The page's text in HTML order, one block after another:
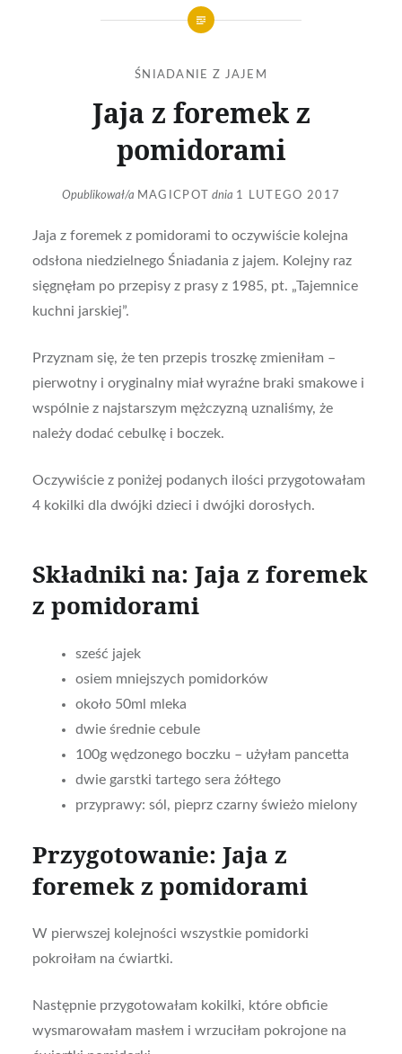
ŚNIADANIE Z JAJEM
Jaja z foremek z
pomidorami
Opublikował/a MAGICPOT dnia 1 LUTEGO 2017
Jaja z foremek z pomidorami to oczywiście kolejna
odsłona niedzielnego Śniadania z jajem. Kolejny raz
sięgnęłam po przepisy z prasy z 1985, pt. „Tajemnice
kuchni jarskiej”.
Przyznam się, że ten przepis troszkę zmieniłam –
pierwotny i oryginalny miał wyraźne braki smakowe i
wspólnie z najstarszym mężczyzną uznaliśmy, że
należy dodać cebulkę i boczek.
Oczywiście z poniżej podanych ilości przygotowałam
4 kokilki dla dwójki dzieci i dwójki dorosłych.
Składniki na: Jaja z foremek
z pomidorami
sześć jajek
osiem mniejszych pomidorków
około 50ml mleka
dwie średnie cebule
100g wędzonego boczku – użyłam pancetta
dwie garstki tartego sera żółtego
przyprawy: sól, pieprz czarny świeżo mielony
Przygotowanie: Jaja z
foremek z pomidorami
W pierwszej kolejności wszystkie pomidorki
pokroiłam na ćwiartki.
Następnie przygotowałam kokilki, które obficie
wysmarowałam masłem i wrzuciłam pokrojone na